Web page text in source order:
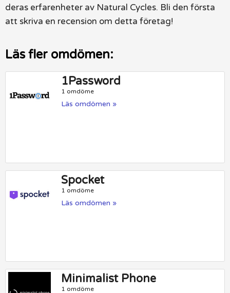
deras erfarenheter av Natural Cycles. Bli den första
att skriva en recension om detta företag!
Läs fler omdömen:
1Password
1 omdöme
Läs omdömen »
Spocket
1 omdöme
Läs omdömen »
Minimalist Phone
1 omdöme